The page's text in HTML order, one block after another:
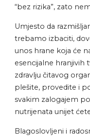
“bez rizika”, zato
Umjesto da
trebamo izbaciti,
unos hrane koja će
esencijalne hranjivih
zdravlju čitavog
plešite, provedite i
svakim zalogajem
nutrijenata unijet
Blagoslovljeni i